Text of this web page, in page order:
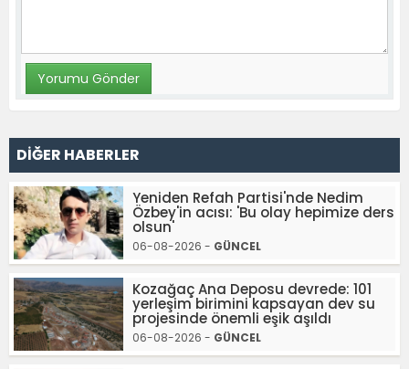
DİĞER HABERLER
Yeniden Refah Partisi'nde Nedim
Özbey'in acısı: 'Bu olay hepimize ders
olsun'
06-08-2026 - GÜNCEL
Kozağaç Ana Deposu devrede: 101
yerleşim birimini kapsayan dev su
projesinde önemli eşik aşıldı
06-08-2026 - GÜNCEL